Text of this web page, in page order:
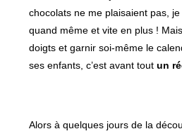
chocolats ne me plaisaient pas,
quand même et vite en plus !
doigts et garnir soi-même le
ses enfants, c’est avant toutun
Alors à quelques jours de la